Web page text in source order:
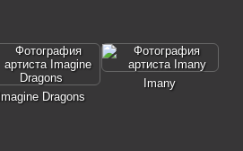
Imagine Dragons
Imany